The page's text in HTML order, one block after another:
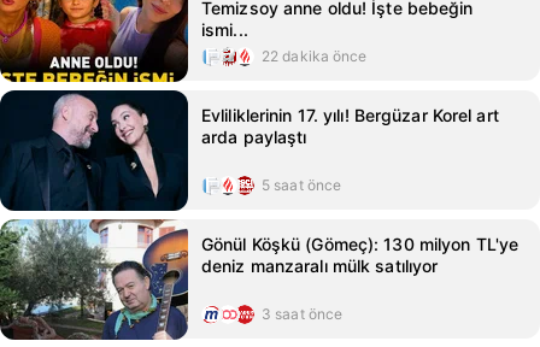
Temizsoy anne oldu! İşte bebeğin
ismi...
22 dakika önce
Evliliklerinin 17. yılı! Bergüzar Korel art
arda paylaştı
5 saat önce
Gönül Köşkü (Gömeç): 130 milyon TL'ye
deniz manzaralı mülk satılıyor
3 saat önce